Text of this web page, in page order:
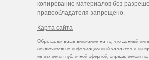
копирование материалов без
правообладателя запрещено.
Карта сайта
Обращаем ваше внимание на то, что данный
исключительно информационный характер и ни
не является публичной офертой, определяемой